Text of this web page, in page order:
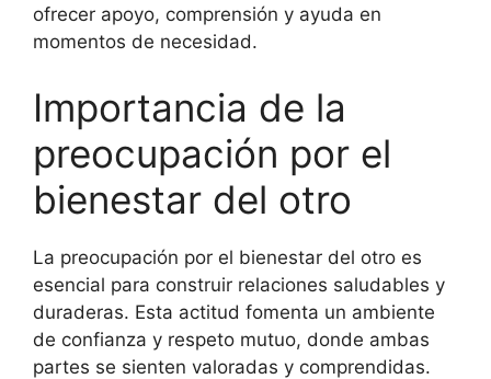
ofrecer apoyo, comprensión y ayuda en
momentos de necesidad.
Importancia de la
preocupación por el
bienestar del otro
La preocupación por el bienestar del otro es
esencial para construir relaciones saludables y
duraderas. Esta actitud fomenta un ambiente
de confianza y respeto mutuo, donde ambas
partes se sienten valoradas y comprendidas.